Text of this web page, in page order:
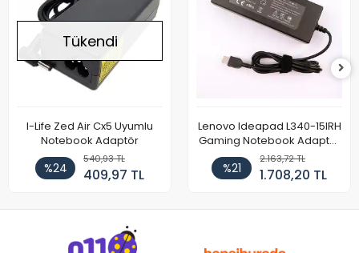
Tükendi
I-Life Zed Air Cx5 Uyumlu
Notebook Adaptör
%24
540,93 TL
409,97 TL
Lenovo Ideapad L340-15IRH
Gaming Notebook Adaptör
Cihazı Şarj Aleti (150W)
%21
2.163,72 TL
1.708,20 TL